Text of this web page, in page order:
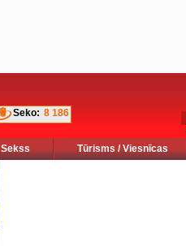
Seko: 8 186
Sekss Tūrisms / Viesnīcas